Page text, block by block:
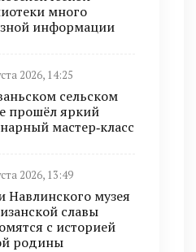
много
информации
2026, 14:25
сельском
прошёл яркий
мастер‑класс
2026, 13:49
Навлинского музея
славы
с историей
родины